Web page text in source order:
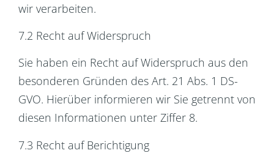
wir verarbeiten.
7.2 Recht auf Widerspruch
Sie haben ein Recht auf Widerspruch aus den
besonderen Gründen des Art. 21 Abs. 1 DS-
GVO. Hierüber informieren wir Sie getrennt von
diesen Informationen unter Ziffer 8.
7.3 Recht auf Berichtigung